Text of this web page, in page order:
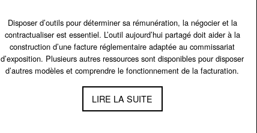
Disposer d’outils pour déterminer sa rémunération, la négocier et la
contractualiser est essentiel. L’outil aujourd’hui partagé doit aider à la
construction d’une facture réglementaire adaptée au commissariat
d’exposition. Plusieurs autres ressources sont disponibles pour disposer
d’autres modèles et comprendre le fonctionnement de la facturation.
LIRE LA SUITE